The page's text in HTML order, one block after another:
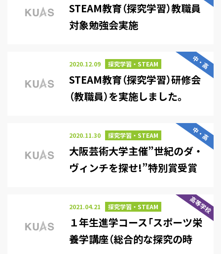
STEAM教育（探究学習）教職員
対象勉強会実施
中・高
2020.12.09 探究学習・STEAM
STEAM教育（探究学習）研修会
（教職員）を実施しました。
中・高
2020.11.30 探究学習・STEAM
大阪芸術大学主催”世紀のダ・
ヴィンチを探せ!”特別賞受賞
高等学校
2021.04.21 探究学習・STEAM
１年生進学コース「スポーツ栄
養学講座（総合的な探究の時